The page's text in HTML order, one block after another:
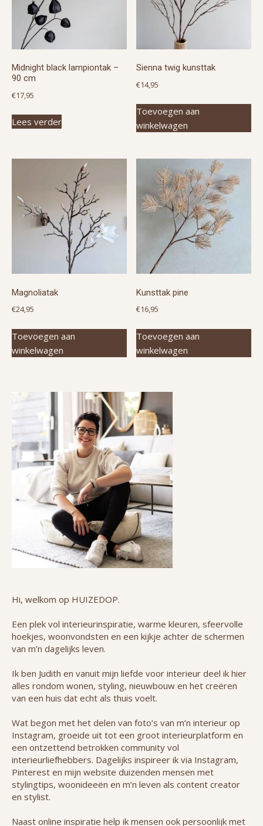
Midnight black lampiontak –
90 cm
€17,95
Lees verder
Sienna twig kunsttak
€14,95
Toevoegen aan
winkelwagen
Magnoliatak
€24,95
Toevoegen aan
winkelwagen
Kunsttak pine
€16,95
Toevoegen aan
winkelwagen
Hi, welkom op HUIZEDOP.
Een plek vol interieurinspiratie, warme kleuren, sfeervolle
hoekjes, woonvondsten en een kijkje achter de schermen
van m’n dagelijks leven.
Ik ben Judith en vanuit mijn liefde voor interieur deel ik hier
alles rondom wonen, styling, nieuwbouw en het creëren
van een huis dat echt als thuis voelt.
Wat begon met het delen van foto’s van m’n interieur op
Instagram, groeide uit tot een groot interieurplatform en
een ontzettend betrokken community vol
interieurliefhebbers. Dagelijks inspireer ik via Instagram,
Pinterest en mijn website duizenden mensen met
stylingtips, woonideeën en m’n leven als content creator
en stylist.
Naast online inspiratie help ik mensen ook persoonlijk met